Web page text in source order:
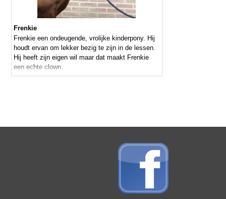
Frenkie
Frenkie een ondeugende, vrolijke kinderpony. Hij
houdt ervan om lekker bezig te zijn in de lessen.
Hij heeft zijn eigen wil maar dat maakt Frenkie
een echte clown.